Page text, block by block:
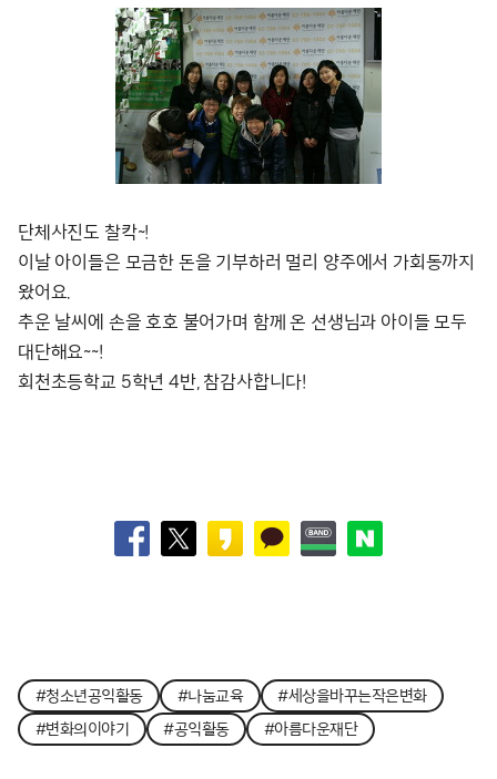
단체사진도 찰칵~!
이날 아이들은 모금한 돈을 기부하러 멀리 양주에서 가회동까지
왔어요.
추운 날씨에 손을 호호 불어가며 함께 온 선생님과 아이들 모두
대단해요~~!
회천초등학교 5학년 4반, 참감사합니다!
#청소년공익활동 #나눔교육
#세상을바꾸는작은변화
#변화의이야기
#공익활동 #아름다운재단